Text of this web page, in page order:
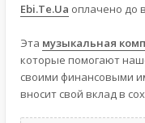
Ebi.Te.Ua оплачено до
Эта музыкальная
которые помогают
своими финансовыми
вносит свой вклад в